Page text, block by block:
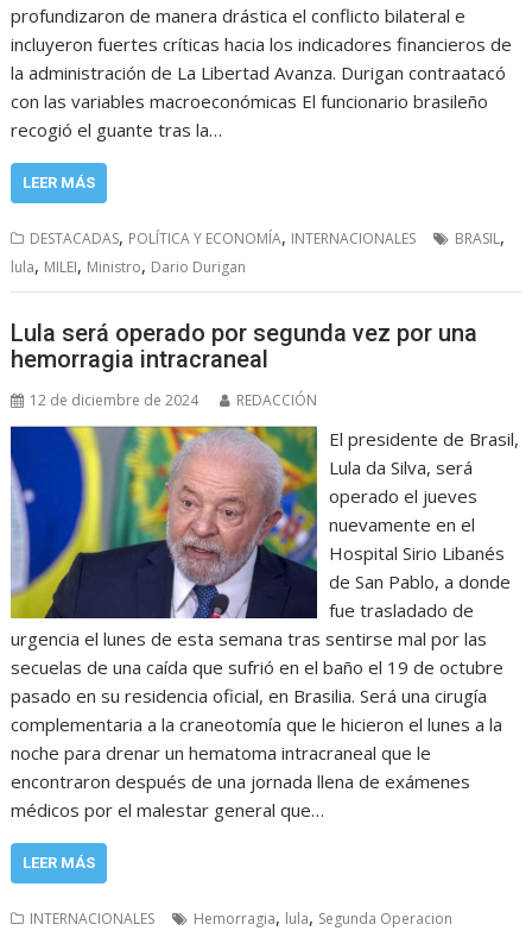
profundizaron de manera drástica el conflicto bilateral e
incluyeron fuertes críticas hacia los indicadores financieros de
la administración de La Libertad Avanza. Durigan contraatacó
con las variables macroeconómicas El funcionario brasileño
recogió el guante tras la…
LEER MÁS
DESTACADAS, POLÍTICA Y ECONOMÍA, INTERNACIONALES BRASIL,
lula, MILEI, Ministro, Dario Durigan
Lula será operado por segunda vez por una
hemorragia intracraneal
12 de diciembre de 2024 REDACCIÓN
El presidente de Brasil,
Lula da Silva, será
operado el jueves
nuevamente en el
Hospital Sirio Libanés
de San Pablo, a donde
fue trasladado de
urgencia el lunes de esta semana tras sentirse mal por las
secuelas de una caída que sufrió en el baño el 19 de octubre
pasado en su residencia oficial, en Brasilia. Será una cirugía
complementaria a la craneotomía que le hicieron el lunes a la
noche para drenar un hematoma intracraneal que le
encontraron después de una jornada llena de exámenes
médicos por el malestar general que…
LEER MÁS
INTERNACIONALES Hemorragia, lula, Segunda Operacion